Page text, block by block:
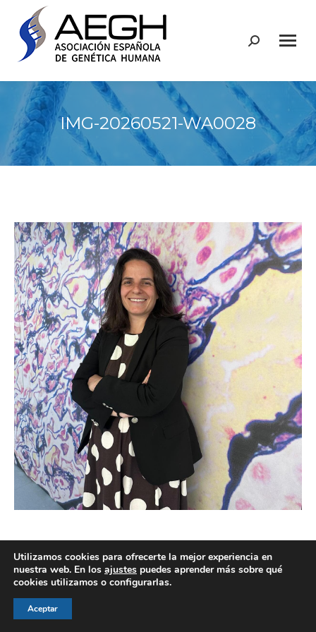
Buscar:
IMG-20260521-WA0028
© AEGH - Todos los derechos reservados
Aviso legal
Utilizamos cookies para ofrecerte la mejor experiencia en
nuestra web. En los ajustes puedes aprender más sobre qué
cookies utilizamos o configurarlas.
Aceptar